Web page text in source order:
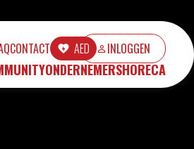
ONDERNEMERSHORECA
CONTACT AED INLOGGEN